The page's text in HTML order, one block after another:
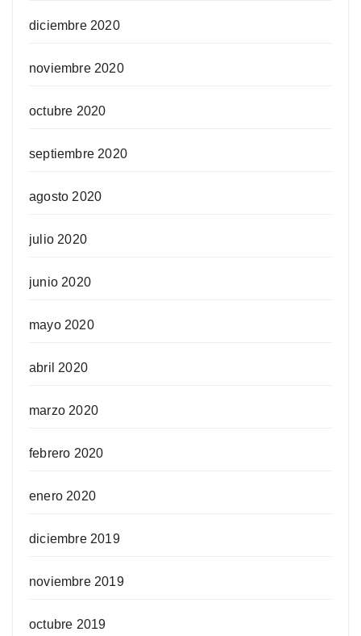
diciembre 2020
noviembre 2020
octubre 2020
septiembre 2020
agosto 2020
julio 2020
junio 2020
mayo 2020
abril 2020
marzo 2020
febrero 2020
enero 2020
diciembre 2019
noviembre 2019
octubre 2019